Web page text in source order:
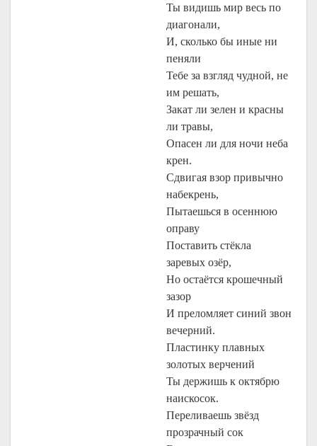
Ты видишь мир весь по
диагонали,
И, сколько бы иные ни
пеняли
Тебе за взгляд чудной, не
им решать,
Закат ли зелен и красны
ли травы,
Опасен ли для ночи неба
крен.
Сдвигая взор привычно
набекрень,
Пытаешься в осеннюю
оправу
Поставить стёкла
заревых озёр,
Но остаётся крошечный
зазор
И преломляет синий звон
вечерний.
Пластинку плавных
золотых верчений
Ты держишь к октябрю
наискосок.
Переливаешь звёзд
прозрачный сок